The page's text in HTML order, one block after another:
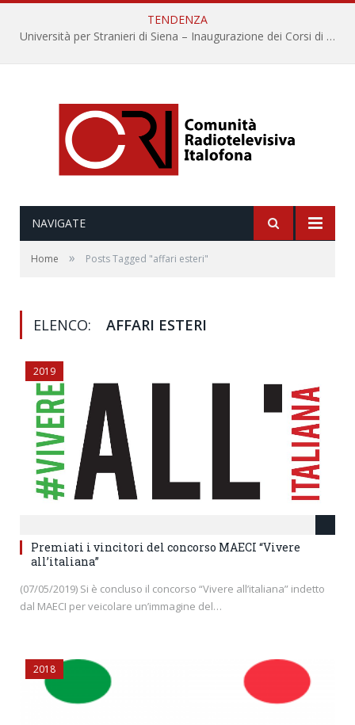
TENDENZA
Università per Stranieri di Siena – Inaugurazione dei Corsi di Lingua e Cultura Italiana, 109a annata
NAVIGATE
Home » Posts Tagged "affari esteri"
ELENCO: AFFARI ESTERI
2019
Premiati i vincitori del concorso MAECI “Vivere
all’italiana”
(07/05/2019) Si è concluso il concorso “Vivere all’italiana” indetto
dal MAECI per veicolare un’immagine del…
2018